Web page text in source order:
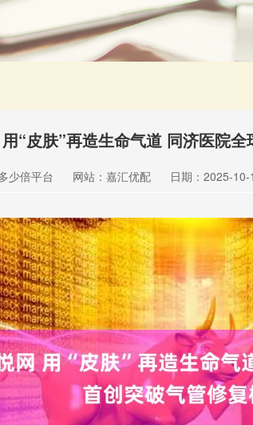
“皮肤”再造生命气道 同济医院
少倍平台 网站：嘉汇优配 日期：2025-